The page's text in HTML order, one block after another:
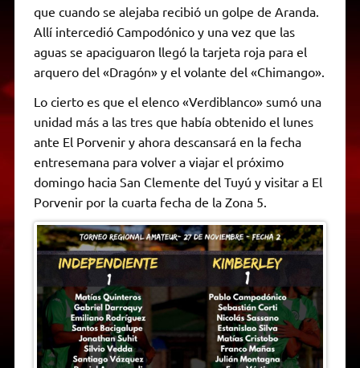
que cuando se alejaba recibió un golpe de Aranda.
Allí intercedió Campodónico y una vez que las
aguas se apaciguaron llegó la tarjeta roja para el
arquero del «Dragón» y el volante del «Chimango».
Lo cierto es que el elenco «Verdiblanco» sumó una
unidad más a las tres que había obtenido el lunes
ante El Porvenir y ahora descansará en la fecha
entresemana para volver a viajar el próximo
domingo hacia San Clemente del Tuyú y visitar a El
Porvenir por la cuarta fecha de la Zona 5.